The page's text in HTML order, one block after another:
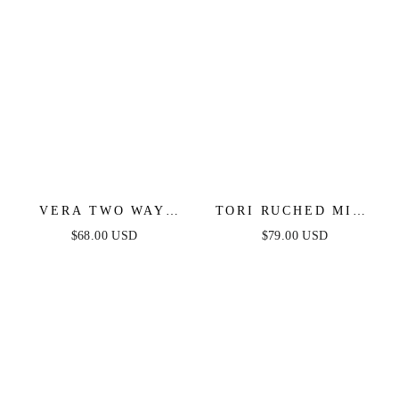
VERA TWO WAY
MINI DRESS -
$68.00 USD
TORI RUCHED MINI
DRESS - OCEAN
$79.00 USD